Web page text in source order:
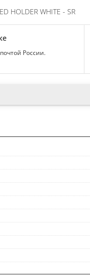
HOLDER WHITE - SR
России.